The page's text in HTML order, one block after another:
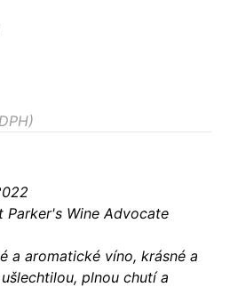
Parker's Wine Advocate
a aromatické víno, krásné a
plnou chutí a